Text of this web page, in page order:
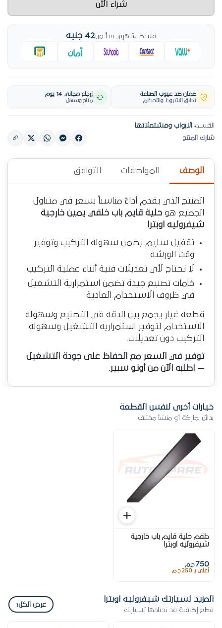
شراء الآن
قسط شهري يبدأ من42 جنيه
ضمان ضد عيوب الصناعة
تطبق الشروط والأحكام
إرجاع مجاني 14 يوم
متاح وسهل
القسم: الابواب ومشتملاتها
شارك المنتج
الوصف المواصفات التوافق
المنتج الذي يقدم أداءً مناسباً بسعر في متناول
الجميع هو حلية قايم باب خلفي يمين خارجية
شيفروليه اوبترا
تقفيل سليم يضمن سهولة التركيب وتوفير
وقت الورشة
لا تحتاج لأي تعديلات فنية أثناء عملية التركيب
خامات تصنيع جيدة تضمن استمرارية التشغيل
في ظروف الاستخدام العادية
قطعة غيار يجمع بين الدقة في التصنيع وسهولة
الاستخدام لتوفير استمرارية التشغيل وسهولة
التركيب دون تعديلات.
توفير في السعر مع الحفاظ على جودة التشغيل
— اطلبه الآن من أوتو سبير.
خيارات أخرى لنفس القطعة
بدائل بماركة أو منشأ مختلف
طقم حلية قايم باب خارجية
شيفروليه اوبترا
750 ج.م
أغلى بـ 250 ج.م
المزيد لسيارتك شيفروليه اوبترا
قطع إضافية قد تحتاجها لسيارتك
عرض الكل‹